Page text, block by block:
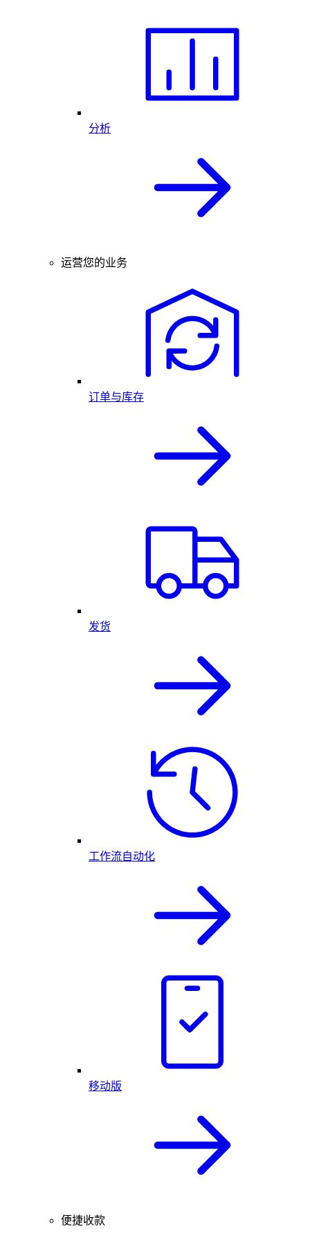
分析
运营您的业务
订单与库存
发货
工作流自动化
移动版
便捷收款